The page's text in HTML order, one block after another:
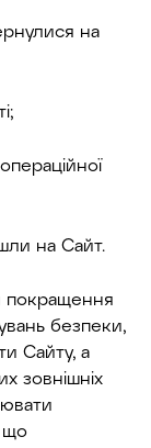
на
на Сайт.
покращення
безпеки,
Сайту, а
зовнішніх
що